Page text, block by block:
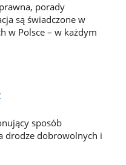
porady
są świadczone w
w Polsce – w każdym
sposób
drodze dobrowolnych i